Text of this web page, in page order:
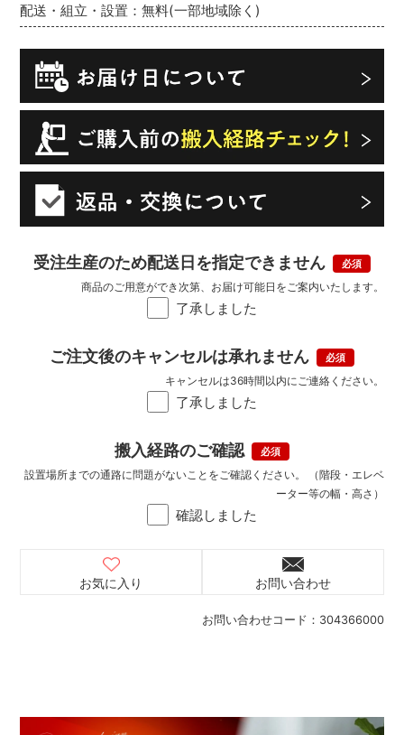
お問い合わせコード： 304366000
配送・組立・設置：無料(一部地域除く)
受注生産のため配送日を指定できません
了承しました
商品のご用意ができ次第、お届け可能日をご案内いたします。
ご注文後のキャンセルは承れません
了承しました
キャンセルは36時間以内にご連絡ください。
搬入経路のご確認
確認しました
設置場所までの通路に問題がないことをご確認ください。 （階段・エレベ
ーター等の幅・高さ）
お気に入り お問い合わせ